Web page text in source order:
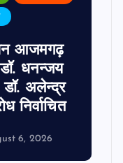
आजमगढ़
धनन्जय
डॉ. अलेन्द्र
निर्वाचित
6, 2026